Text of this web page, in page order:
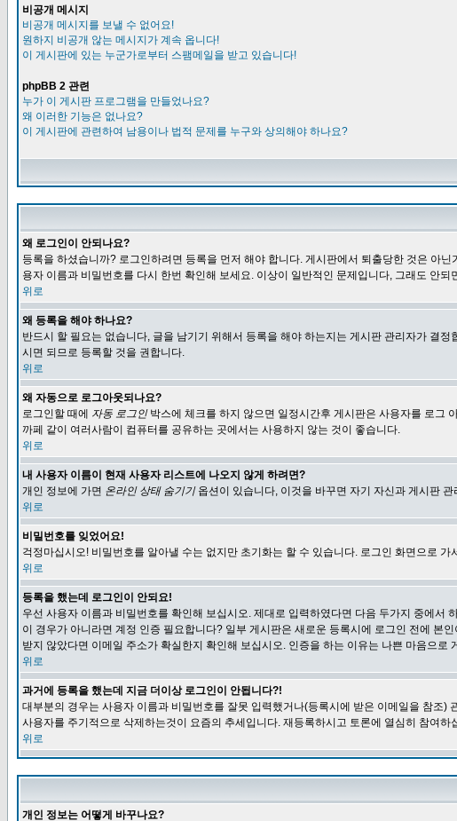
비공개 메시지
비공개 메시지를 보낼 수 없어요!
원하지 비공개 않는 메시지가 계속 옵니다!
이 게시판에 있는 누군가로부터 스팸메일을 받고 있습니다!
phpBB 2 관련
누가 이 게시판 프로그램을 만들었나요?
왜 이러한 기능은 없나요?
이 게시판에 관련하여 남용이나 법적 문제를 누구와 상의해야 하나요?
왜 로그인이 안되나요?
등록을 하셨습니까? 로그인하려면 등록을 먼저 해야 합니다. 게시판에서 퇴출당한 것은 아
용자 이름과 비밀번호를 다시 한번 확인해 보세요. 이상이 일반적인 문제입니다, 그래도 안
위로
왜 등록을 해야 하나요?
반드시 할 필요는 없습니다, 글을 남기기 위해서 등록을 해야 하는지는 게시판 관리자가 결
시면 되므로 등록할 것을 권합니다.
위로
왜 자동으로 로그아웃되나요?
로그인할 때에 자동 로그인박스에 체크를 하지 않으면 일정시간후 게시판은 사용자를 로그
까페 같이 여러사람이 컴퓨터를 공유하는 곳에서는 사용하지 않는 것이 좋습니다.
위로
내 사용자 이름이 현재 사용자 리스트에 나오지 않게 하려면?
개인 정보에 가면 온라인 상태 숨기기옵션이 있습니다, 이것을 바꾸면 자기 자신과 게시판
위로
비밀번호를 잊었어요!
걱정마십시오! 비밀번호를 알아낼 수는 없지만 초기화는 할 수 있습니다. 로그인 화면으로 가
위로
등록을 했는데 로그인이 안되요!
우선 사용자 이름과 비밀번호를 확인해 보십시오. 제대로 입력하였다면 다음 두가지 중에서
이 경우가 아니라면 계정 인증 필요합니다? 일부 게시판은 새로운 등록시에 로그인 전에 본
받지 않았다면 이메일 주소가 확실한지 확인해 보십시오. 인증을 하는 이유는 나쁜 마음으
위로
과거에 등록을 했는데 지금 더이상 로그인이 안됩니다?!
대부분의 경우는 사용자 이름과 비밀번호를 잘못 입력했거나(등록시에 받은 이메일을 참조
사용자를 주기적으로 삭제하는것이 요즘의 추세입니다. 재등록하시고 토론에 열심히 참여하
위로
개인 정보는 어떻게 바꾸나요?